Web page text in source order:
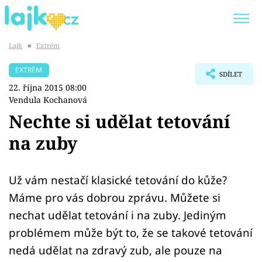
SHOPAHOLICADEL
Témata
Showbyznys
Youtubeři
Virály
Lajk ■ Extrém
EXTRÉM
22. října 2015 08:00
Vendula Kochanová
SDÍLET
Nechte si udělat tetování
na zuby
Už vám nestačí klasické tetování do kůže?
Máme pro vás dobrou zprávu. Můžete si
nechat udělat tetování i na zuby. Jediným
problémem může být to, že se takové tetování
nedá udělat na zdravý zub, ale pouze na